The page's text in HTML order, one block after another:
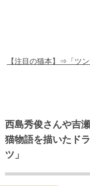
【注目の猫本】⇒「ツ
西島秀俊さんや吉
猫物語を描いたド
ツ」
猫のゲーム・アプリ
猫のフリー写真素材